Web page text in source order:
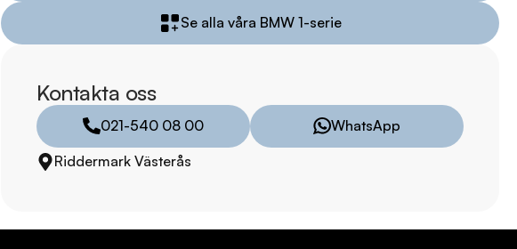
Kontakta oss för mer information:
Telefon: 021-540 08 00
Telefontider:
Måndag - Söndag: 08:00 - 24:00
Se alla våra BMW 1-serie
Kontakta oss
021-540 08 00
WhatsApp
Riddermark Västerås